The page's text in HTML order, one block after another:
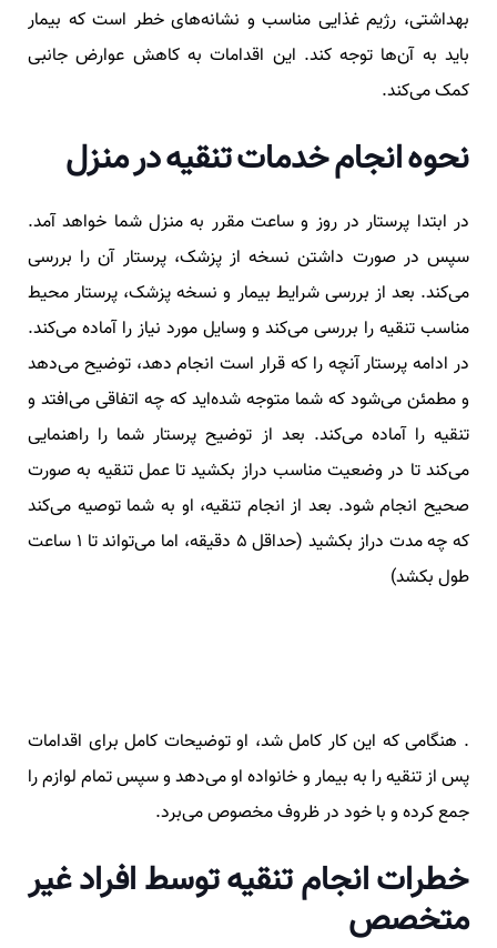
بهداشتی، رژیم غذایی مناسب و نشانه‌های خطر است که بیمار
باید به آن‌ها توجه کند. این اقدامات به کاهش عوارض جانبی
کمک می‌کند.
نحوه انجام خدمات تنقیه در منزل
در ابتدا پرستار در روز و ساعت مقرر به منزل شما خواهد آمد.
سپس در صورت داشتن نسخه از پزشک، پرستار آن را بررسی
می‌کند. بعد از بررسی شرایط بیمار و نسخه پزشک، پرستار محیط
مناسب تنقیه را بررسی می‌کند و وسایل مورد نیاز را آماده می‌کند.
در ادامه پرستار آنچه را که قرار است انجام دهد، توضیح می‌دهد
و مطمئن می‌شود که شما متوجه شده‌اید که چه اتفاقی می‌افتد و
تنقیه را آماده می‌کند. بعد از توضیح پرستار شما را راهنمایی
می‌کند تا در وضعیت مناسب دراز بکشید تا عمل تنقیه به صورت
صحیح انجام شود. بعد از انجام تنقیه، او به شما توصیه می‌کند
که چه مدت دراز بکشید (حداقل ۵ دقیقه، اما می‌تواند تا ۱ ساعت
طول بکشد)
. هنگامی که این کار کامل شد، او توضیحات کامل برای اقدامات
پس از تنقیه را به بیمار و خانواده او می‌دهد و سپس تمام لوازم را
جمع‌ کرده و با خود در ظروف مخصوص می‌برد.
خطرات انجام تنقیه توسط افراد غیر
متخصص